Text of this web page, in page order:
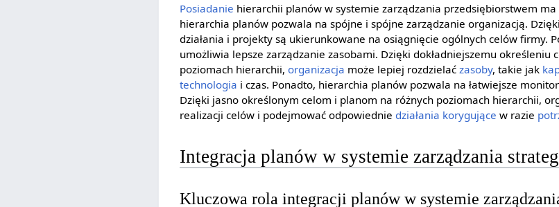
Posiadanie hierarchii planów w systemie zarządzania przedsiębiorstwem ma
hierarchia planów pozwala na spójne i spójne zarządzanie organizacją.
działania i projekty są ukierunkowane na osiągnięcie ogólnych celów firmy.
umożliwia lepsze zarządzanie zasobami. Dzięki dokładniejszemu określeniu
poziomach hierarchii,organizacja może lepiej rozdzielaćzasoby, takie jak
technologia i czas. Ponadto, hierarchia planów pozwala na łatwiejsze
Dzięki jasno określonym celom i planom na różnych poziomach hierarchii,
realizacji celów i podejmować odpowiednie działania korygujące w razie
Integracja planów w systemie zarządzania
Kluczowa rola integracji planów w systemie